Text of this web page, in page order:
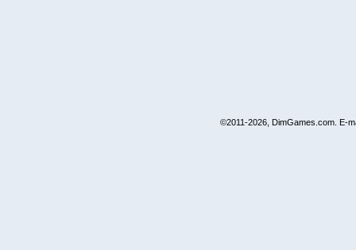
©2011-2026, DimGames.com. E-